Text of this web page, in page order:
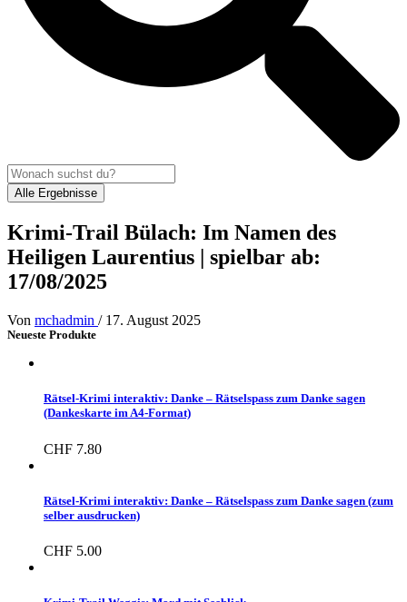
Alle Ergebnisse
Krimi-Trail Bülach: Im Namen des
Heiligen Laurentius | spielbar ab:
17/08/2025
Von mchadmin / 17. August 2025
Neueste Produkte
Rätsel-Krimi interaktiv: Danke – Rätselspass zum Danke sagen
(Dankeskarte im A4-Format)
CHF 7.80
Rätsel-Krimi interaktiv: Danke – Rätselspass zum Danke sagen (zum
selber ausdrucken)
CHF 5.00